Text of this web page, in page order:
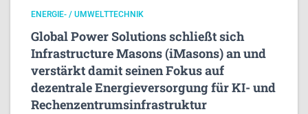
ENERGIE- / UMWELTTECHNIK
Global Power Solutions schließt sich
Infrastructure Masons (iMasons) an und
verstärkt damit seinen Fokus auf
dezentrale Energieversorgung für KI- und
Rechenzentrumsinfrastruktur